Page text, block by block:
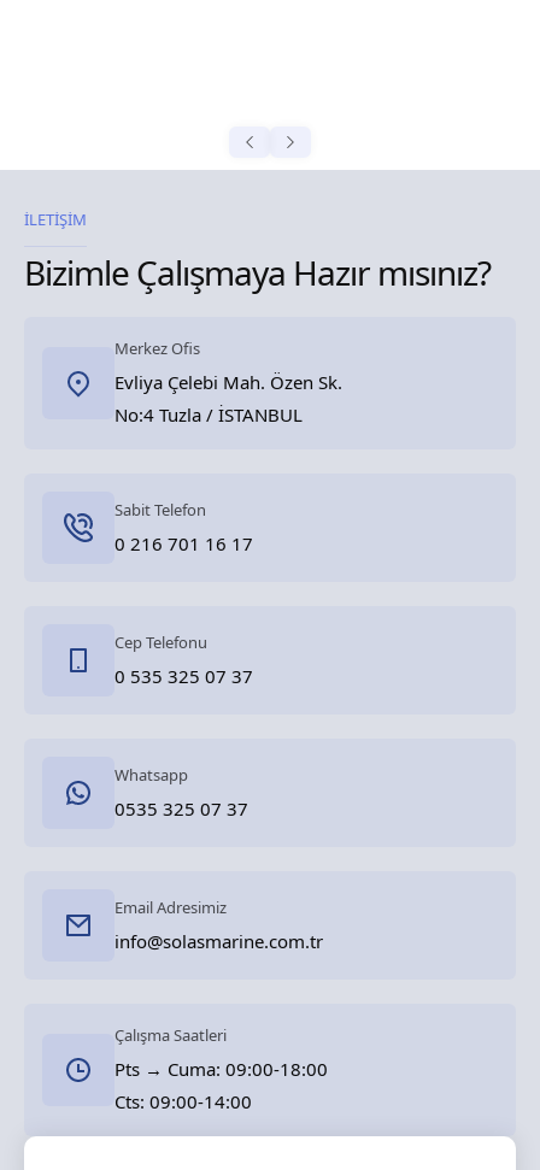
İLETİŞİM
Bizimle Çalışmaya Hazır mısınız?
Merkez Ofis
Evliya Çelebi Mah. Özen Sk.
No:4 Tuzla / İSTANBUL
Sabit Telefon
0 216 701 16 17
Cep Telefonu
0 535 325 07 37
Whatsapp
0535 325 07 37
Email Adresimiz
info@solasmarine.com.tr
Çalışma Saatleri
Pts → Cuma: 09:00-18:00
Cts: 09:00-14:00